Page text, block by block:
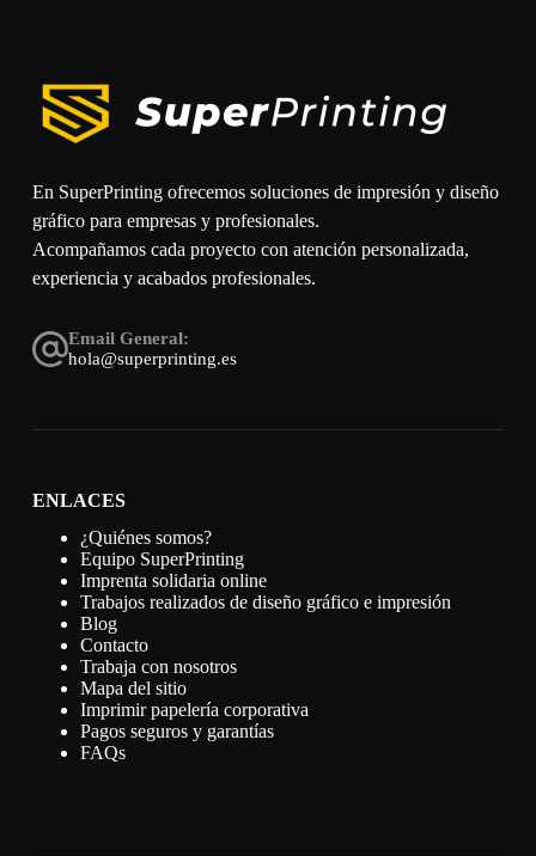
En SuperPrinting ofrecemos soluciones de impresión y diseño
gráfico para empresas y profesionales.
Acompañamos cada proyecto con atención personalizada,
experiencia y acabados profesionales.
Email General:
hola@superprinting.es
ENLACES
¿Quiénes somos?
Equipo SuperPrinting
Imprenta solidaria online
Trabajos realizados de diseño gráfico e impresión
Blog
Contacto
Trabaja con nosotros
Mapa del sitio
Imprimir papelería corporativa
Pagos seguros y garantías
FAQs